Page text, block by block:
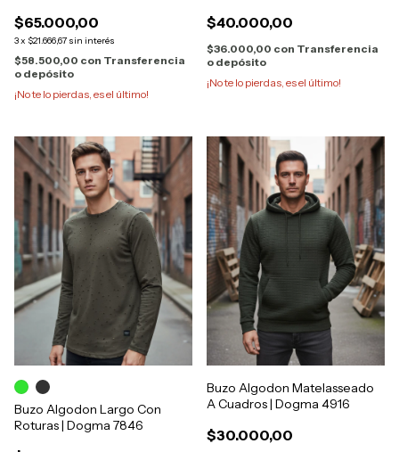
$65.000,00
3x $21.666,67 sin interés
$58.500,00 con Transferencia
o depósito
¡No te lo pierdas, es el último!
$40.000,00
$36.000,00 con Transferencia
o depósito
¡No te lo pierdas, es el último!
Buzo Algodon Largo Con
Roturas | Dogma 7846
Buzo Algodon Matelasseado
A Cuadros | Dogma 4916
$30.000,00